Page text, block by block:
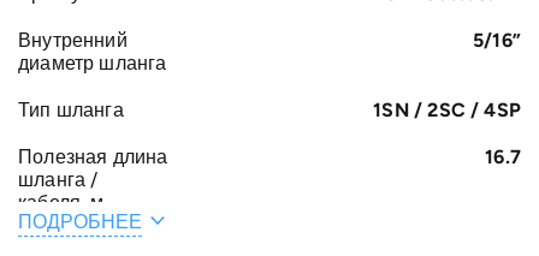
Внутренний
диаметр шланга
5/16”
Тип шланга 1SN / 2SC / 4SP
Полезная длина
шланга /
кабеля, м
16.7
ПОДРОБНЕЕ